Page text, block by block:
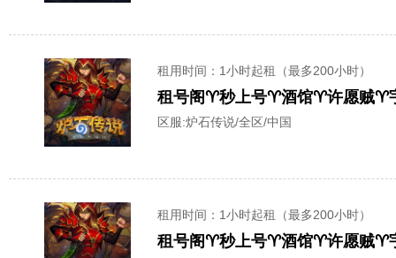
租用时间 ：1小时起租（最多200小时）
租号阁♈秒上号♈️酒馆♈许愿贼
区服:炉石传说/全区/中国
租用时间 ：1小时起租（最多200小时）
租号阁♈秒上号♈️酒馆♈许愿贼